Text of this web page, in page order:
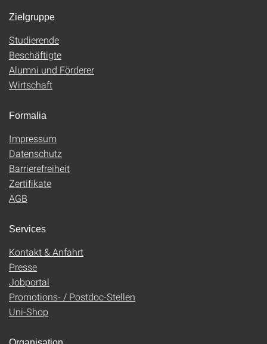
Zielgruppe
Studierende
Beschäftigte
Alumni und Förderer
Wirtschaft
Formalia
Impressum
Datenschutz
Barrierefreiheit
Zertifikate
AGB
Services
Kontakt & Anfahrt
Presse
Jobportal
Promotions- / Postdoc-Stellen
Uni-Shop